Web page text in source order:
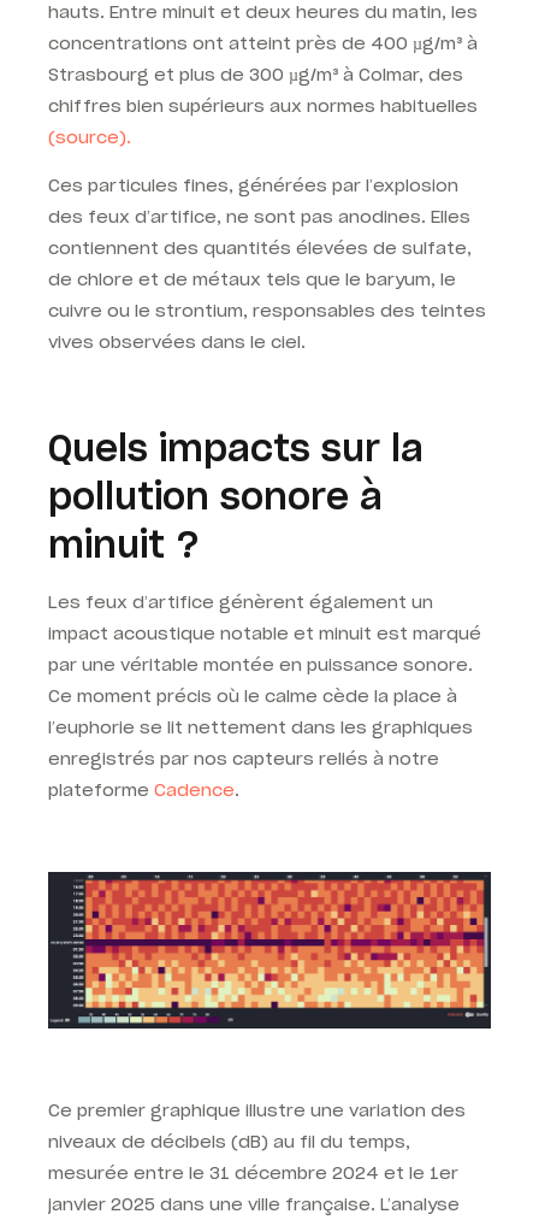
hauts. Entre minuit et deux heures du matin, les
concentrations ont atteint près de 400 µg/m³ à
Strasbourg et plus de 300 µg/m³ à Colmar, des
chiffres bien supérieurs aux normes habituelles
(source).
Ces particules fines, générées par l’explosion
des feux d’artifice, ne sont pas anodines. Elles
contiennent des quantités élevées de sulfate,
de chlore et de métaux tels que le baryum, le
cuivre ou le strontium, responsables des teintes
vives observées dans le ciel.
Quels impacts sur la
pollution sonore à
minuit ?
Les feux d’artifice génèrent également un
impact acoustique notable et minuit est marqué
par une véritable montée en puissance sonore.
Ce moment précis où le calme cède la place à
l’euphorie se lit nettement dans les graphiques
enregistrés par nos capteurs reliés à notre
plateforme Cadence.
Ce premier graphique illustre une variation des
niveaux de décibels (dB) au fil du temps,
mesurée entre le 31 décembre 2024 et le 1er
janvier 2025 dans une ville française. L’analyse